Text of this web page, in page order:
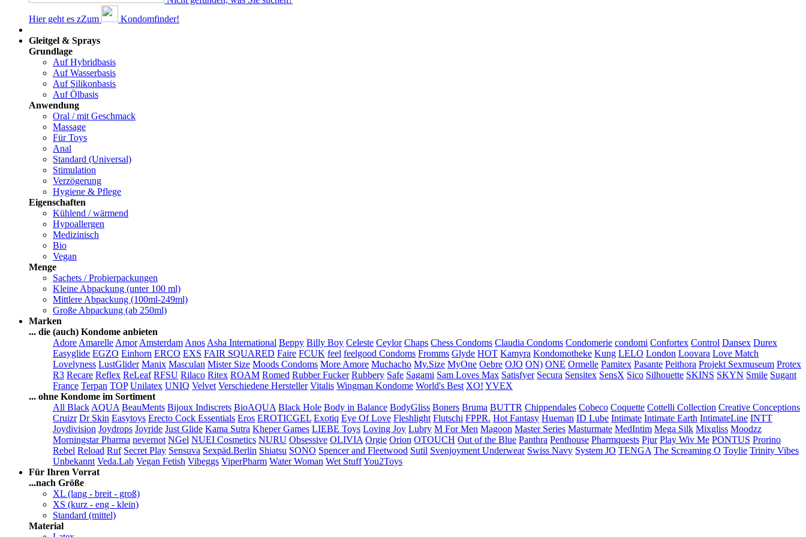
Hier geht es zZum
Kondomfinder!
Gleitgel & Sprays
Grundlage
Auf Hybridbasis
Auf Wasserbasis
Auf Silikonbasis
Auf Ölbasis
Anwendung
Oral / mit Geschmack
Massage
Für Toys
Anal
Standard (Universal)
Stimulation
Verzögerung
Hygiene & Pflege
Eigenschaften
Kühlend / wärmend
Hypoallergen
Medizinisch
Bio
Vegan
Menge
Sachets / Probierpackungen
Kleine Abpackung (unter 100 ml)
Mittlere Abpackung (100ml-249ml)
Große Abpackung (ab 250ml)
Marken
... die (auch) Kondome anbieten
Adore Amarelle Amor Amsterdam Anos Asha International Beppy Billy Boy Celeste Ceylor Chaps Chess Condoms Claudia Condoms Condomerie condomi Confortex Control Dansex Durex
Easyglide EGZO Einhorn ERCO EXS FAIR SQUARED Faire FCUK feel feelgood Condoms Fromms Glyde HOT Kamyra Kondomotheke Kung LELO London Loovara Love Match
Lovelyness LustGlider Manix Masculan Mister Size Moods Condoms More Amore Muchacho My.Size MyOne Oebre OJO ON) ONE Ormelle Pamitex Pasante Peithora Projekt Sexmuseum Protex
R3 Recare Reflex ReLeaf RFSU Rilaco Ritex ROAM Romed Rubber Fucker Rubbery Safe Sagami Sam Loves Max Satisfyer Secura Sensitex SensX Sico Silhouette SKINS SKYN Smile Sugant
France Terpan TOP Unilatex UNIQ Velvet Verschiedene Hersteller Vitalis Wingman Kondome World's Best XO! YVEX
... ohne Kondome im Sortiment
All Black AQUA BeauMents Bijoux Indiscrets BioAQUA Black Hole Body in Balance BodyGliss Boners Bruma BUTTR Chippendales Cobeco Coquette Cottelli Collection Creative Conceptions
Cruizr Dr Skin Easytoys Erecto Cock Essentials Eros EROTICGEL Exotiq Eye Of Love Fleshlight Flutschi FPPR. Hot Fantasy Hueman ID Lube Intimate Intimate Earth IntimateLine INTT
Joydivision Joydrops Joyride Just Glide Kama Sutra Kheper Games LIEBE Toys Loving Joy Lubry M For Men Magoon Master Series Masturmate MedIntim Mega Silk Mixgliss Moodzz
Morningstar Pharma nevernot NGel NUEI Cosmetics NURU Obsessive OLIVIA Orgie Orion OTOUCH Out of the Blue Panthra Penthouse Pharmquests Pjur Play Wiv Me PONTUS Prorino
Rebel Reload Ruf Secret Play Sensuva Sexpäd.Berlin Shiatsu SONO Spencer and Fleetwood Sutil Svenjoyment Underwear Swiss Navy System JO TENGA The Screaming O Toylie Trinity Vibes
Unbekannt Veda.Lab Vegan Fetish Vibeggs ViperPharm Water Woman Wet StuffYou2Toys
Für Ihren Vorrat
...nach Größe
XL (lang - breit - groß)
XS (kurz - eng - klein)
Standard (mittel)
Material